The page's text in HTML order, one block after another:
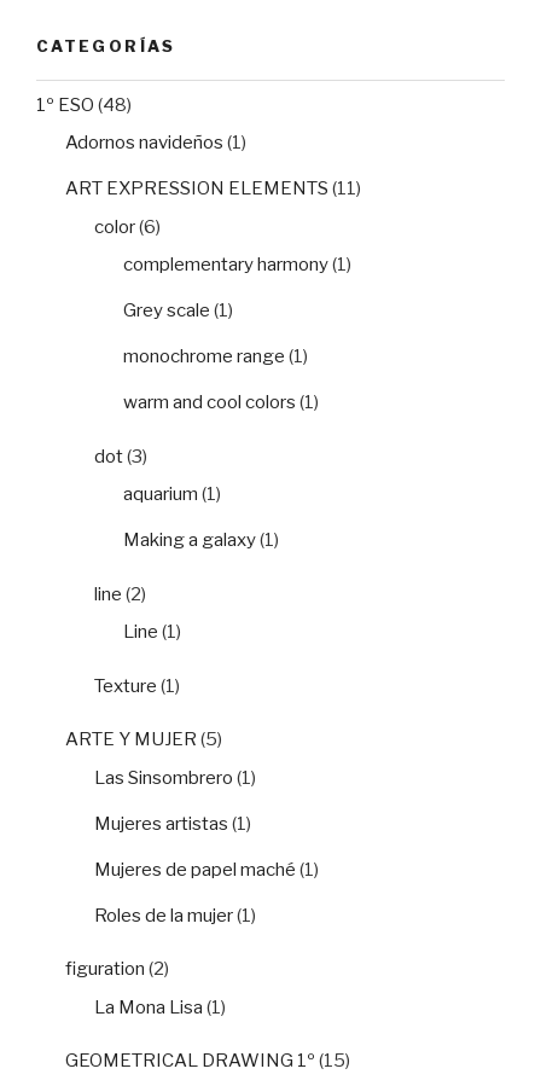
CATEGORÍAS
1º ESO (48)
Adornos navideños (1)
ART EXPRESSION ELEMENTS (11)
color(6)
complementary harmony(1)
Grey scale (1)
monochrome range (1)
warm and cool colors (1)
dot(3)
aquarium (1)
Making a galaxy(1)
line (2)
Line (1)
Texture (1)
ARTE Y MUJER (5)
Las Sinsombrero (1)
Mujeres artistas (1)
Mujeres de papel maché (1)
Roles de la mujer(1)
figuration (2)
La Mona Lisa (1)
GEOMETRICAL DRAWING 1º (15)